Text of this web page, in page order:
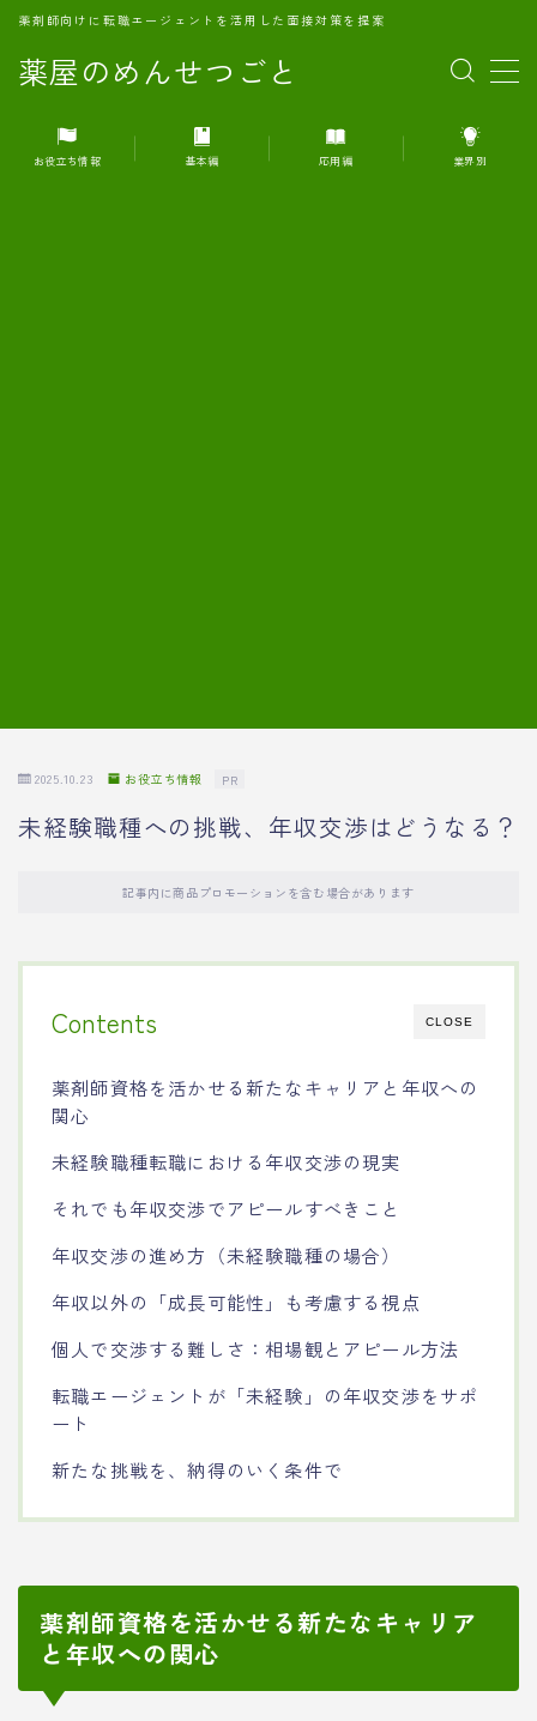
薬屋のめんせつごと
薬剤師向けに転職エージェントを活用した面接対策を提案
MENU
1.転職エージェントとは何か？
お役立ち情報 基本編 応用編 業界別
2025.10.23 お役立ち情報 PR
未経験職種への挑戦、年収交渉はどうなる？
記事内に商品プロモーションを含む場合があります
CLOSE
Contents
薬剤師資格を活かせる新たなキャリアと年収への
関心
未経験職種転職における年収交渉の現実
それでも年収交渉でアピールすべきこと
年収交渉の進め方（未経験職種の場合）
年収以外の「成長可能性」も考慮する視点
個人で交渉する難しさ：相場観とアピール方法
転職エージェントが「未経験」の年収交渉をサポ
ート
新たな挑戦を、納得のいく条件で
薬剤師資格を活かせる新たなキャリア
と年収への関心